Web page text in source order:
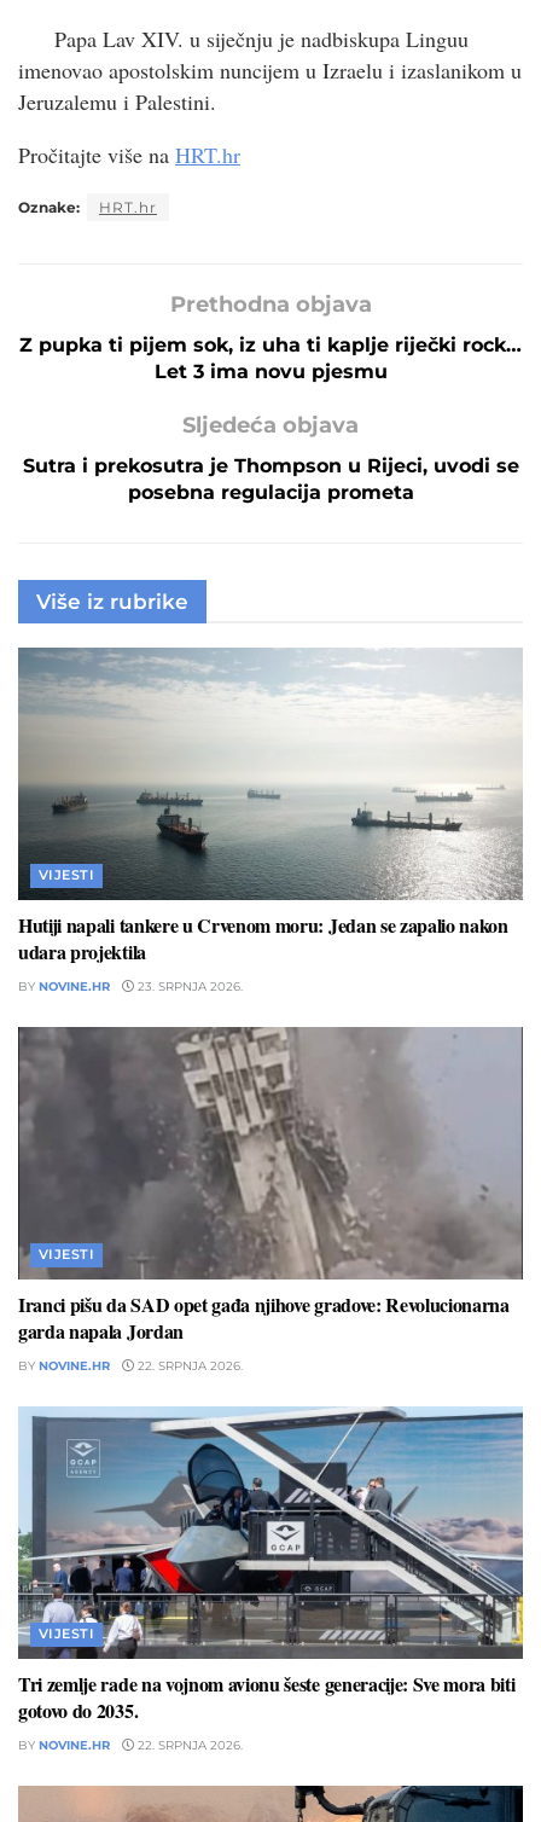
Papa Lav XIV. u siječnju je nadbiskupa Linguu
imenovao apostolskim nuncijem u Izraelu i izaslanikom u
Jeruzalemu i Palestini.
Pročitajte više na HRT.hr
Oznake: HRT.hr
Prethodna objava
Z pupka ti pijem sok, iz uha ti kaplje riječki rock…
Let 3 ima novu pjesmu
Sljedeća objava
Sutra i prekosutra je Thompson u Rijeci, uvodi se
posebna regulacija prometa
Više iz rubrike
VIJESTI
Hutiji napali tankere u Crvenom moru: Jedan se zapalio nakon
udara projektila
BY NOVINE.HR 23. SRPNJA 2026.
VIJESTI
Iranci pišu da SAD opet gađa njihove gradove: Revolucionarna
garda napala Jordan
BY NOVINE.HR 22. SRPNJA 2026.
VIJESTI
Tri zemlje rade na vojnom avionu šeste generacije: Sve mora biti
gotovo do 2035.
BY NOVINE.HR 22. SRPNJA 2026.